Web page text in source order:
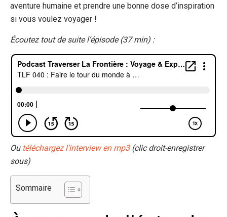
aventure humaine et prendre une bonne dose d’inspiration
si vous voulez voyager !
Écoutez tout de suite l’épisode (37 min) :
Ou téléchargez l’interview en mp3(clic droit-enregistrer
sous)
Sommaire